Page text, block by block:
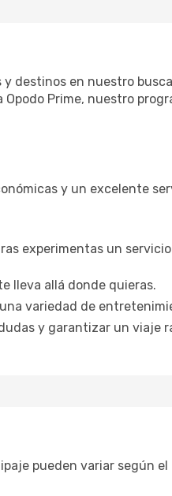
destinos en nuestro
Prime, nuestro
y un excelente
experimentas un
lleva allá donde quieras.
variedad de
y garantizar un viaje
pueden variar según